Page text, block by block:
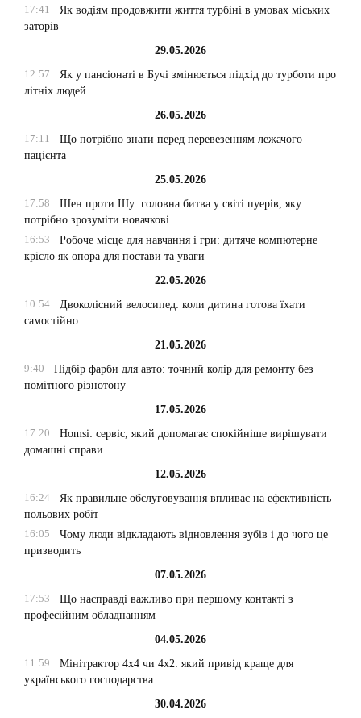
17:41
Як водіям продовжити життя турбіні в умовах міських
заторів
29.05.2026
12:57
Як у пансіонаті в Бучі змінюється підхід до турботи про
літніх людей
26.05.2026
17:11
Що потрібно знати перед перевезенням лежачого
пацієнта
25.05.2026
17:58
Шен проти Шу: головна битва у світі пуерів, яку
потрібно зрозуміти новачкові
16:53
Робоче місце для навчання і гри: дитяче компютерне
крісло як опора для постави та уваги
22.05.2026
10:54
Двоколісний велосипед: коли дитина готова їхати
самостійно
21.05.2026
9:40
Підбір фарби для авто: точний колір для ремонту без
помітного різнотону
17.05.2026
17:20
Homsi: сервіс, який допомагає спокійніше вирішувати
домашні справи
12.05.2026
16:24
Як правильне обслуговування впливає на ефективність
польових робіт
16:05
Чому люди відкладають відновлення зубів і до чого це
призводить
07.05.2026
17:53
Що насправді важливо при першому контакті з
професійним обладнанням
04.05.2026
11:59
Мінітрактор 4х4 чи 4х2: який привід краще для
українського господарства
30.04.2026